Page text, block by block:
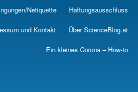
Skip
main
Netiquette Haftungsausschluss
und Kontakt Über ScienceBlog.at
Ein kleines Corona – How-to